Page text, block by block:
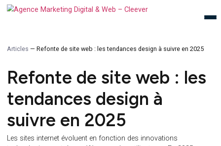
Refonte de site web : les tendances design à suivre en
Refonte de site web :
tendances design à
suivre en 2025